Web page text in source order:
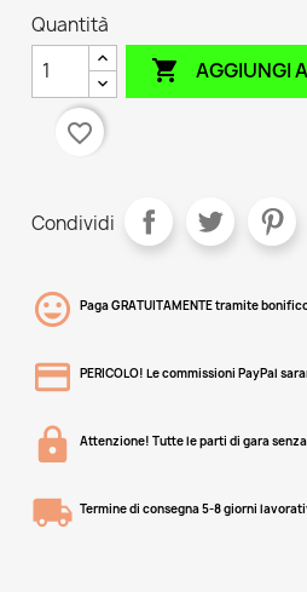
Quantità
 AGGIUNGI
favorite_border
Condividi
Paga GRATUITAMENTE tramite
PERICOLO! Le commissioni PayPal
Attenzione! Tutte le parti di gara senza
Termine di consegna 5-8 giorni